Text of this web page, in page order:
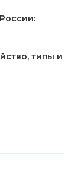
типы и